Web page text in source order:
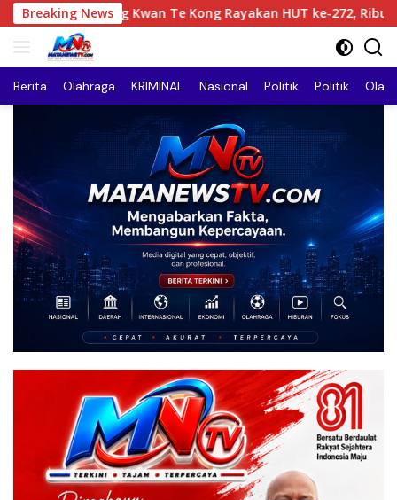
Langsung
ke
Breaking News
Te Kong Rayakan HUT ke-272, Ribuan Umat dan Warga
Berita Olahraga KRIMINAL Nasional Politik Politik